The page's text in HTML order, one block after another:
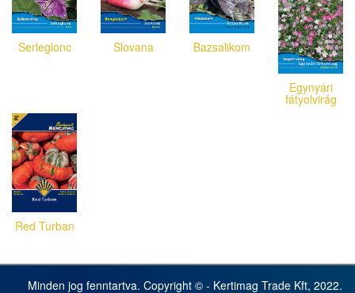
Serleglonc Slovana Bazsalikom
Egynyári
fátyolvirág
Red Turban
Minden jog fenntartva. Copyright © - Kertimag Trade Kft, 2022.